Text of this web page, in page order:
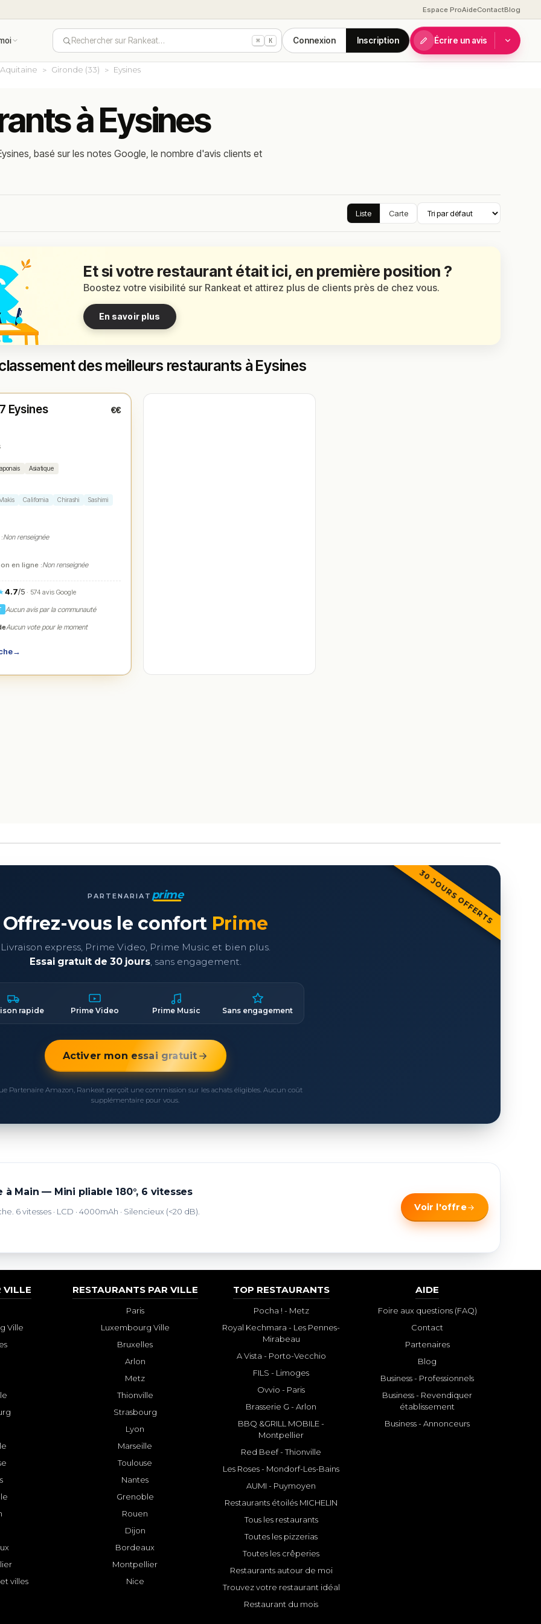
Espace ProAideContactBlog
Rechercher sur Rankeat… ⌘ K Connexion Inscription Écrire un avis
Gironde (33) Eysines
à Eysines
basé sur les notes Google, le nombre d'avis clients et
Liste Carte
Et si votre restaurant était ici, en première position ?
Boostez votre visibilité sur Rankeat et attirez plus de clients près de chez vous.
En savoir plus
des meilleurs restaurants à Eysines
Eysines €€
Asiatique
California Chirashi Sashimi
Non renseignée
en ligne :Non renseignée
4.7/5· 574 avis Google
Aucun avis par la communauté
Aucun vote pour le moment
→
30 JOURS OFFERTS
PARTENARIAT prime
Offrez-vous le confort Prime
Livraison express, Prime Video, Prime Music et bien plus.
Essai gratuit de 30 jours, sans engagement.
rapide Prime Video Prime Music Sans engagement
Activer mon essai gratuit
Partenaire Amazon, Rankeat perçoit une commission sur les achats éligibles. Aucun coût
supplémentaire pour vous.
à Main — Mini pliable 180°, 6 vitesses
6 vitesses · LCD · 4000mAh · Silencieux (<20 dB). Voir l'offre
VILLE
Ville
villes
RESTAURANTS PAR VILLE
Paris
Luxembourg Ville
Bruxelles
Arlon
Metz
Thionville
Strasbourg
Lyon
Marseille
Toulouse
Nantes
Grenoble
Rouen
Dijon
Bordeaux
Montpellier
Nice
TOP RESTAURANTS
Pocha ! - Metz
Royal Kechmara - Les Pennes-
Mirabeau
A Vista - Porto-Vecchio
FILS - Limoges
Ovvio - Paris
Brasserie G - Arlon
BBQ &GRILL MOBILE -
Montpellier
Red Beef - Thionville
Les Roses - Mondorf-Les-Bains
AUMI - Puymoyen
Restaurants étoilés MICHELIN
Tous les restaurants
Toutes les pizzerias
Toutes les crêperies
Restaurants autour de moi
Trouvez votre restaurant idéal
Restaurant du mois
AIDE
Foire aux questions (FAQ)
Contact
Partenaires
Blog
Business - Professionnels
Business - Revendiquer
établissement
Business - Annonceurs